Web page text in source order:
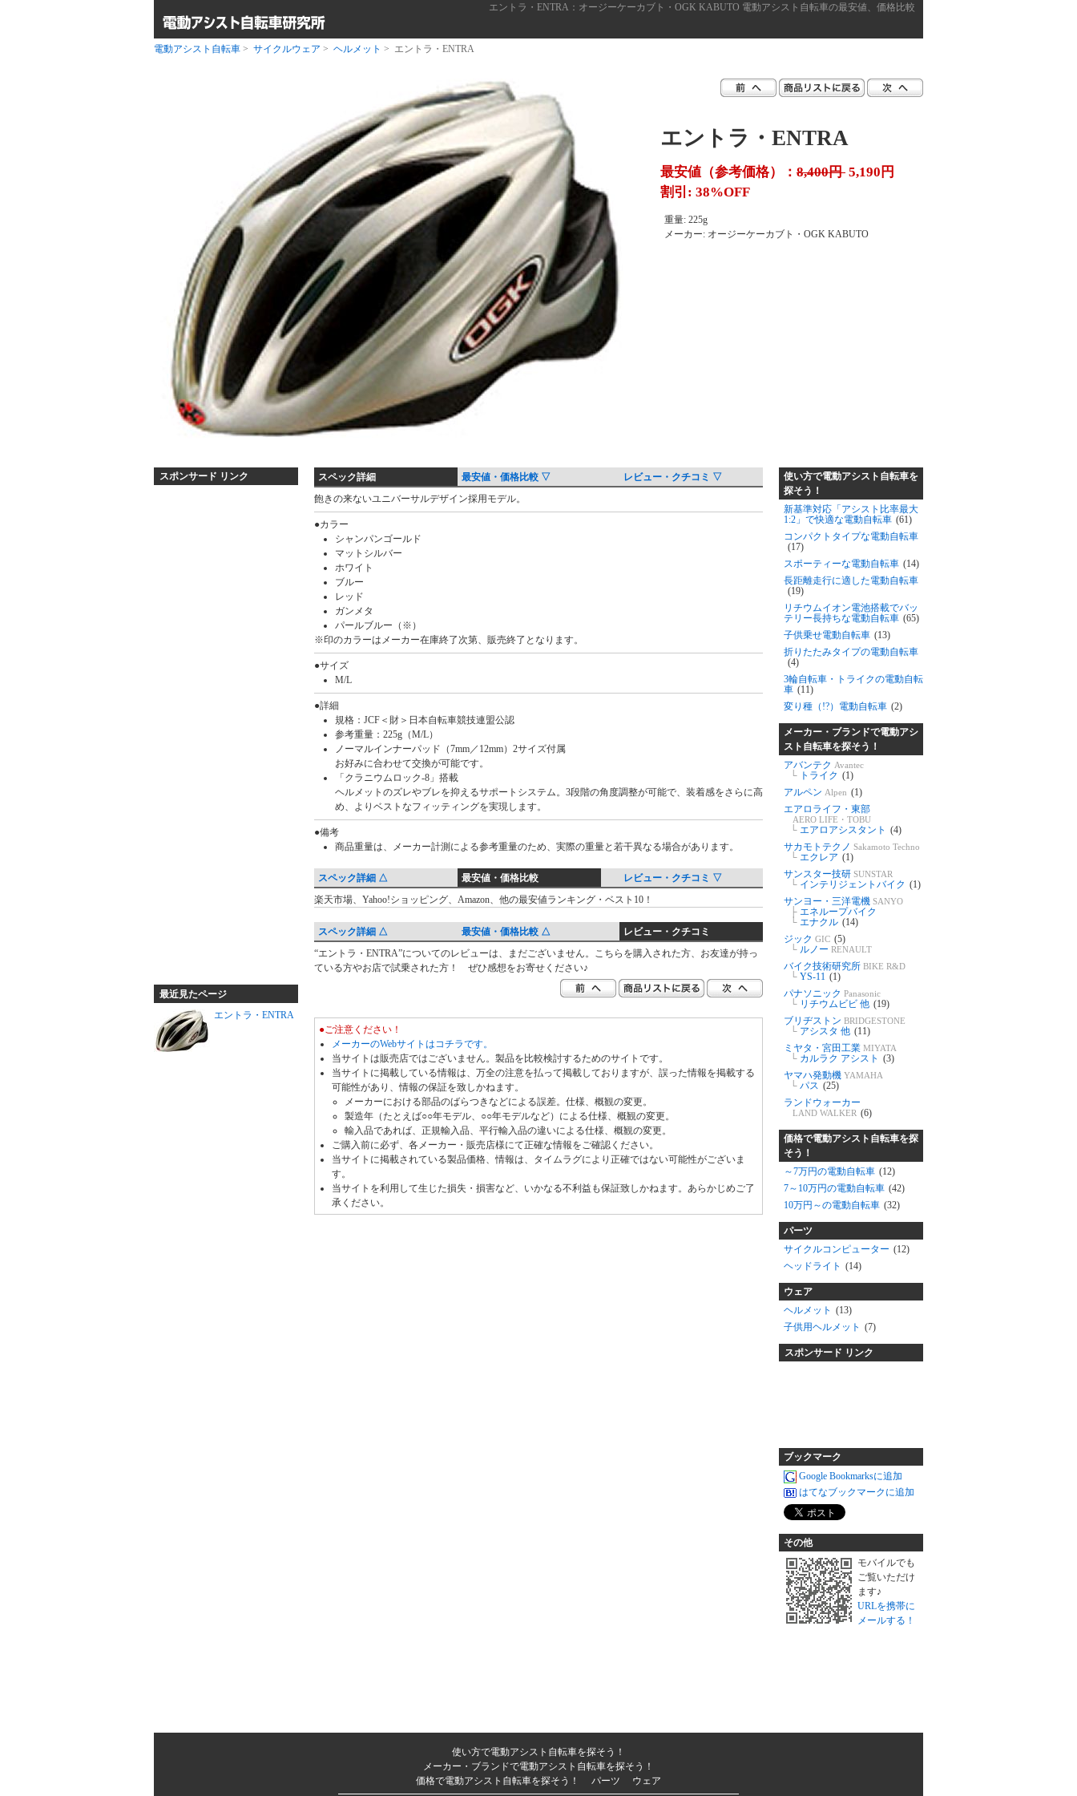
エントラ・ENTRA：オージーケーカブト・OGK KABUTO 電動アシスト自転車の最安値、価格比較
電動アシスト自転車 > サイクルウェア > ヘルメット > エントラ・ENTRA
エントラ・ENTRA
最安値（参考価格）： 8,400円 5,190円
割引: 38%OFF
重量: 225g
メーカー: オージーケーカブト・OGK KABUTO
スポンサード リンク
最近見たページ
エントラ・ENTRA
スペック詳細 最安値・価格比較 ▽ レビュー・クチコミ ▽
ス
ペ
ッ
詳
細
飽きの来ないユニバーサルデザイン採用モデル。
●カラー
シャンパンゴールド
マットシルバー
ホワイト
ブルー
レッド
ガンメタ
パールブルー（※）
※印のカラーはメーカー在庫終了次第、販売終了となります。
●サイズ
M/L
●詳細
規格：JCF＜財＞日本自転車競技連盟公認
参考重量：225g（M/L）
ノーマルインナーパッド（7mm／12mm）2サイズ付属
お好みに合わせて交換が可能です。
「クラニウムロック-8」搭載
ヘルメットのズレやブレを抑えるサポートシステム。3段階の角度調整が可能で、装着感をさらに高
め、よりベストなフィッティングを実現します。
●備考
商品重量は、メーカー計測による参考重量のため、実際の重量と若干異なる場合があります。
スペック詳細 △ 最安値・価格比較 レビュー・クチコミ ▽
最
安
値・
価
較
楽天市場、Yahoo!ショッピング、Amazon、他の最安値ランキング・ベスト10！
スペック詳細 △ 最安値・価格比較 △ レビュー・クチコミ
レ
ビ
ー・
ク
チ
コ
“エントラ・ENTRA”についてのレビューは、まだございません。こちらを購入された方、お友達が持っ
ている方やお店で試乗された方！ ぜひ感想をお寄せください♪
●ご注意ください！
メーカーのWebサイトはコチラです。
当サイトは販売店ではございません。製品を比較検討するためのサイトです。
当サイトに掲載している情報は、万全の注意を払って掲載しておりますが、誤った情報を掲載する
可能性があり、情報の保証を致しかねます。
メーカーにおける部品のばらつきなどによる誤差。仕様、概観の変更。
製造年（たとえば○○年モデル、○○年モデルなど）による仕様、概観の変更。
輸入品であれば、正規輸入品、平行輸入品の違いによる仕様、概観の変更。
ご購入前に必ず、各メーカー・販売店様にて正確な情報をご確認ください。
当サイトに掲載されている製品価格、情報は、タイムラグにより正確ではない可能性がございま
す。
当サイトを利用して生じた損失・損害など、いかなる不利益も保証致しかねます。あらかじめご了
承ください。
使い方で電動アシスト自転車を
探そう！
新基準対応「アシスト比率最大
1:2」で快適な電動自転車 (61)
コンパクトタイプな電動自転車
(17)
スポーティーな電動自転車 (14)
長距離走行に適した電動自転車
(19)
リチウムイオン電池搭載でバッ
テリー長持ちな電動自転車 (65)
子供乗せ電動自転車 (13)
折りたたみタイプの電動自転車
(4)
3輪自転車・トライクの電動自転
車 (11)
変り種（!?）電動自転車 (2)
メーカー・ブランドで電動アシ
スト自転車を探そう！
アバンテク Avantec
└ トライク (1)
アルペン Alpen (1)
エアロライフ・東部
AERO LIFE・TOBU
└ エアロアシスタント (4)
サカモトテクノ Sakamoto Techno
└ エクレア (1)
サンスター技研 SUNSTAR
└ インテリジェントバイク (1)
サンヨー・三洋電機 SANYO
├ エネループバイク
└ エナクル (14)
ジック GIC (5)
└ ルノー RENAULT
バイク技術研究所 BIKE R&D
└ YS-11 (1)
パナソニック Panasonic
└ リチウムビビ 他 (19)
ブリヂストン BRIDGESTONE
└ アシスタ 他 (11)
ミヤタ・宮田工業 MIYATA
└ カルラク アシスト (3)
ヤマハ発動機 YAMAHA
└ パス (25)
ランドウォーカー
LAND WALKER (6)
価格で電動アシスト自転車を探
そう！
～7万円の電動自転車 (12)
7～10万円の電動自転車 (42)
10万円～の電動自転車 (32)
パーツ
サイクルコンピューター (12)
ヘッドライト (14)
ウェア
ヘルメット (13)
子供用ヘルメット (7)
スポンサード リンク
ブックマーク
Google Bookmarksに追加
はてなブックマークに追加
その他
モバイルでも
ご覧いただけ
ます♪
URLを携帯に
メールする！
使い方で電動アシスト自転車を探そう！
メーカー・ブランドで電動アシスト自転車を探そう！
価格で電動アシスト自転車を探そう！
パーツ ウェア